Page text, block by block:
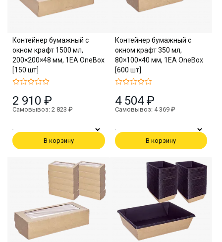
Контейнер бумажный с
окном крафт 1500 мл,
200×200×48 мм, 1EA OneBox
[150 шт]
2 910 ₽
Самовывоз: 2 823 ₽
В корзину
Контейнер бумажный с
окном крафт 350 мл,
80×100×40 мм, 1EA OneBox
[600 шт]
4 504 ₽
Самовывоз: 4 369 ₽
В корзину